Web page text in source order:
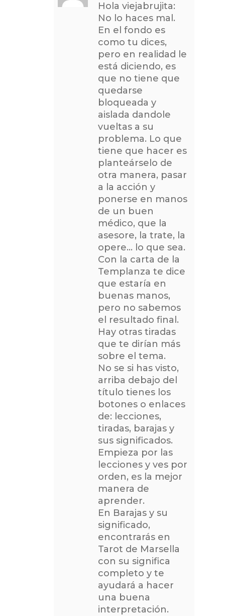
Hola viejabrujita:
No lo haces mal.
En el fondo es
como tu dices,
pero en realidad le
está diciendo, es
que no tiene que
quedarse
bloqueada y
aislada dandole
vueltas a su
problema. Lo que
tiene que hacer es
planteárselo de
otra manera, pasar
a la acción y
ponerse en manos
de un buen
médico, que la
asesore, la trate, la
opere… lo que sea.
Con la carta de la
Templanza te dice
que estaría en
buenas manos,
pero no sabemos
el resultado final.
Hay otras tiradas
que te dirían más
sobre el tema.
No se si has visto,
arriba debajo del
título tienes los
botones o enlaces
de: lecciones,
tiradas, barajas y
sus significados.
Empieza por las
lecciones y ves por
orden, es la mejor
manera de
aprender.
En Barajas y su
significado,
encontrarás en
Tarot de Marsella
con su significa
completo y te
ayudará a hacer
una buena
interpretación.